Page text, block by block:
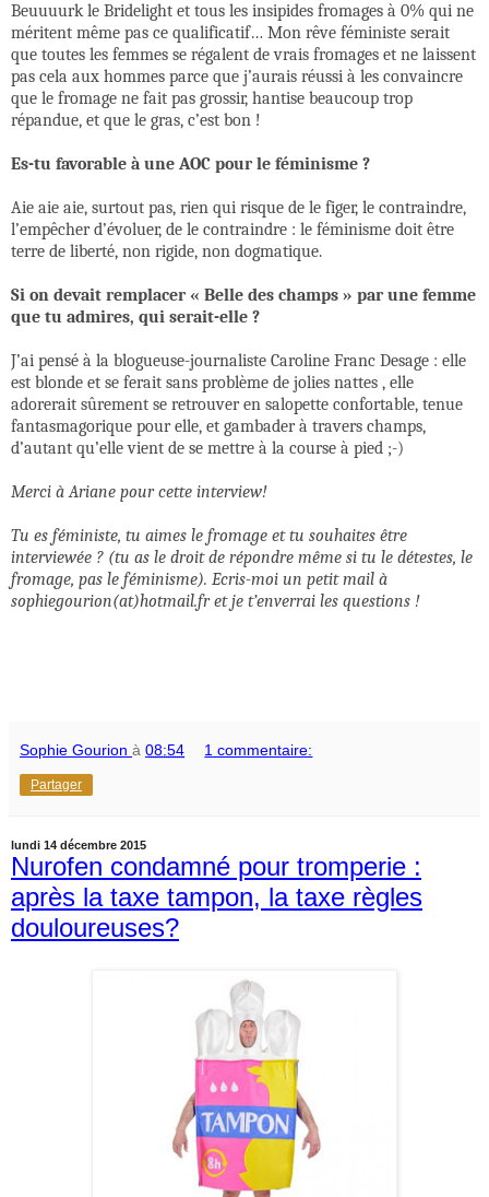
Beuuuurk le Bridelight et tous les insipides fromages à 0% qui ne
méritent même pas ce qualificatif… Mon rêve féministe serait
que toutes les femmes se régalent de vrais fromages et ne laissent
pas cela aux hommes parce que j’aurais réussi à les convaincre
que le fromage ne fait pas grossir, hantise beaucoup trop
répandue, et que le gras, c’est bon !
Es-tu favorable à une AOC pour le féminisme ?
Aie aie aie, surtout pas, rien qui risque de le figer, le contraindre,
l’empêcher d’évoluer, de le contraindre : le féminisme doit être
terre de liberté, non rigide, non dogmatique.
Si on devait remplacer « Belle des champs » par une femme
que tu admires, qui serait-elle ?
J’ai pensé à la blogueuse-journaliste Caroline Franc Desage : elle
est blonde et se ferait sans problème de jolies nattes , elle
adorerait sûrement se retrouver en salopette confortable, tenue
fantasmagorique pour elle, et gambader à travers champs,
d’autant qu’elle vient de se mettre à la course à pied ;-)
Merci à Ariane pour cette interview!
Tu es féministe, tu aimes le fromage et tu souhaites être
interviewée ? (tu as le droit de répondre même si tu le détestes, le
fromage, pas le féminisme). Ecris-moi un petit mail à
sophiegourion(at)hotmail.fr et je t’enverrai les questions !
Sophie Gourion à 08:54 1 commentaire:
Partager
lundi 14 décembre 2015
Nurofen condamné pour tromperie :
après la taxe tampon, la taxe règles
douloureuses?